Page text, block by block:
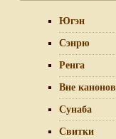
Югэн
Сэнрю
Ренга
Вне канонов
Сунаба
Свитки